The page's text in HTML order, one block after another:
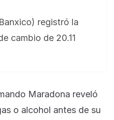
registró la
cambio de 20.11
Maradona reveló
o alcohol antes de su